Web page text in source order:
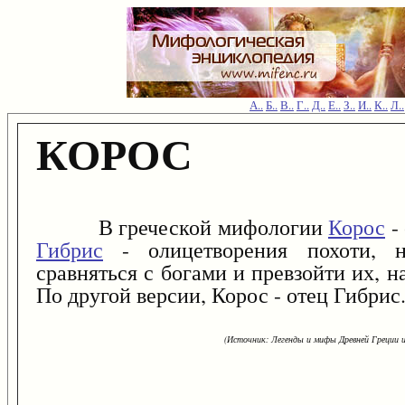
А..Б..В..Г..Д..Е..З..И..К..Л..
КОРОС
В греческой мифологииКорос -
Гибрис - олицетворения похоти,
сравняться с богами и превзойти их,
По другой версии, Корос - отец Гибрис.
(Источник: Легенды и мифы Древней